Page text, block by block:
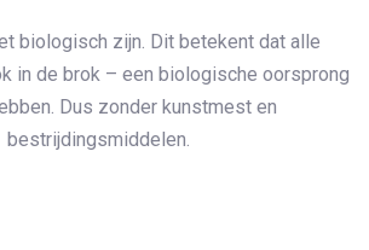
biologisch zijn. Dit betekent dat alle
in de brok – een biologische oorsprong
Dus zonder kunstmest en
bestrijdingsmiddelen.